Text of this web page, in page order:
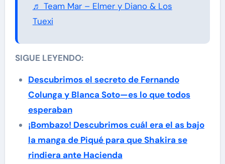
♬ Team Mar – Elmer y Diano & Los
Tuexi
SIGUE LEYENDO:
Descubrimos el secreto de Fernando
Colunga y Blanca Soto—es lo que todos
esperaban
¡Bombazo! Descubrimos cuál era el as bajo
la manga de Piqué para que Shakira se
rindiera ante Hacienda